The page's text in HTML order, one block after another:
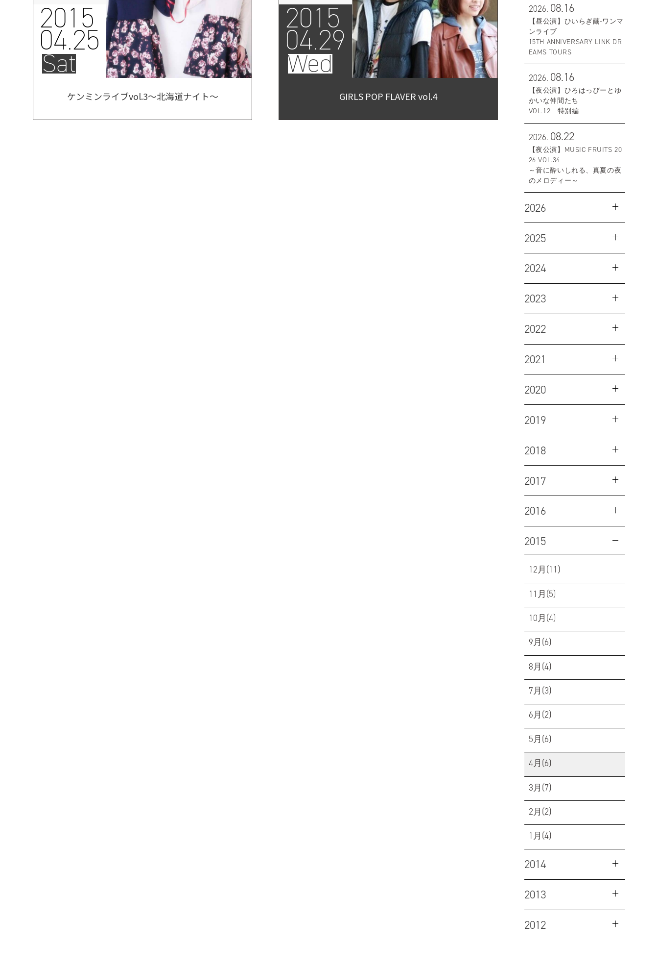
2015
04.25
Sat
ケンミンライブvol.3～北海道ナイト～
2015
04.29
Wed
GIRLS POP FLAVER vol.4
2026. 08.16
【昼公演】ひいらぎ繭-ワンマ
ンライブ
15TH ANNIVERSARY LINK DR
EAMS TOURS
2026. 08.16
【夜公演】ひろはっぴーとゆ
かいな仲間たち
VOL.12 特別編
2026. 08.22
【夜公演】MUSIC FRUITS 20
26 VOL.34
～音に酔いしれる、真夏の夜
のメロディー～
2026
2025
2024
2023
2022
2021
2020
2019
2018
2017
2016
2015
12月(11)
11月(5)
10月(4)
9月(6)
8月(4)
7月(3)
6月(2)
5月(6)
4月(6)
3月(7)
2月(2)
1月(4)
2014
2013
2012